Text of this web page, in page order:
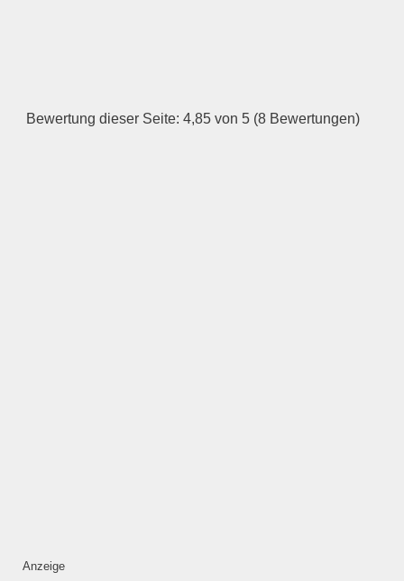
Bewertung dieser Seite: 4,85 von 5 (8 Bewertungen)
Anzeige